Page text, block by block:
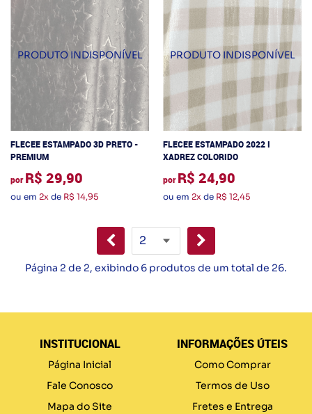
FLECEE ESTAMPADO 3D PRETO -
PREMIUM
por R$ 29,90
ou em 2x de R$ 14,95
FLECEE ESTAMPADO 2022 I
XADREZ COLORIDO
por R$ 24,90
ou em 2x de R$ 12,45
Página 2 de 2, exibindo 6 produtos de um total de 26.
INSTITUCIONAL
Página Inicial
Fale Conosco
Mapa do Site
INFORMAÇÕES ÚTEIS
Como Comprar
Termos de Uso
Fretes e Entrega